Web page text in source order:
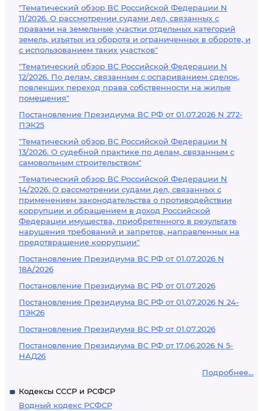
"Тематический обзор ВС Российской Федерации N
11/2026. О рассмотрении судами дел, связанных с
правами на земельные участки отдельных категорий
земель, изъятых из оборота и ограниченных в обороте, и
с использованием таких участков"
"Тематический обзор ВС Российской Федерации N
12/2026. По делам, связанным с оспариванием сделок,
повлекших переход права собственности на жилые
помещения"
Постановление Президиума ВС РФ от 01.07.2026 N 272-
ПЭК25
"Тематический обзор ВС Российской Федерации N
13/2026. О судебной практике по делам, связанным с
самовольным строительством"
"Тематический обзор ВС Российской Федерации N
14/2026. О рассмотрении судами дел, связанных с
применением законодательства о противодействии
коррупции и обращением в доход Российской
Федерации имущества, приобретенного в результате
нарушения требований и запретов, направленных на
предотвращение коррупции"
Постановление Президиума ВС РФ от 01.07.2026 N
18А/2026
Постановление Президиума ВС РФ от 01.07.2026
Постановление Президиума ВС РФ от 01.07.2026 N 24-
ПЭК26
Постановление Президиума ВС РФ от 01.07.2026
Постановление Президиума ВС РФ от 17.06.2026 N 5-
НАД26
Подробнее...
Кодексы СССР и РСФСР
Водный кодекс РСФСР